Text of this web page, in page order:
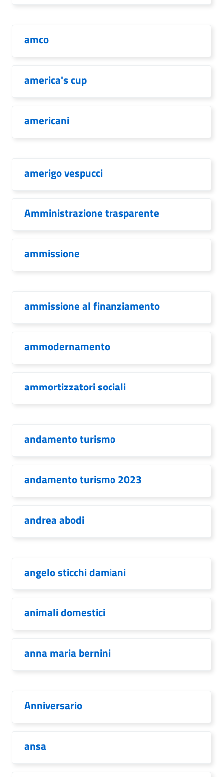
amco
america's cup
americani
amerigo vespucci
Amministrazione trasparente
ammissione
ammissione al finanziamento
ammodernamento
ammortizzatori sociali
andamento turismo
andamento turismo 2023
andrea abodi
angelo sticchi damiani
animali domestici
anna maria bernini
Anniversario
ansa